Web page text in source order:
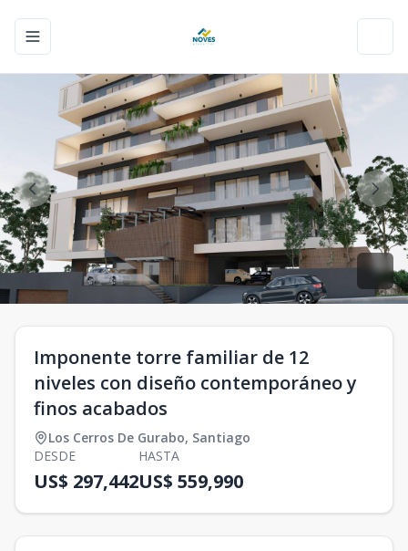
Toggle navigation menu
Imponente torre familiar de 12
niveles con diseño contemporáneo y
finos acabados
Los Cerros De Gurabo, Santiago
DESDE
US$ 297,442
HASTA
US$ 559,990